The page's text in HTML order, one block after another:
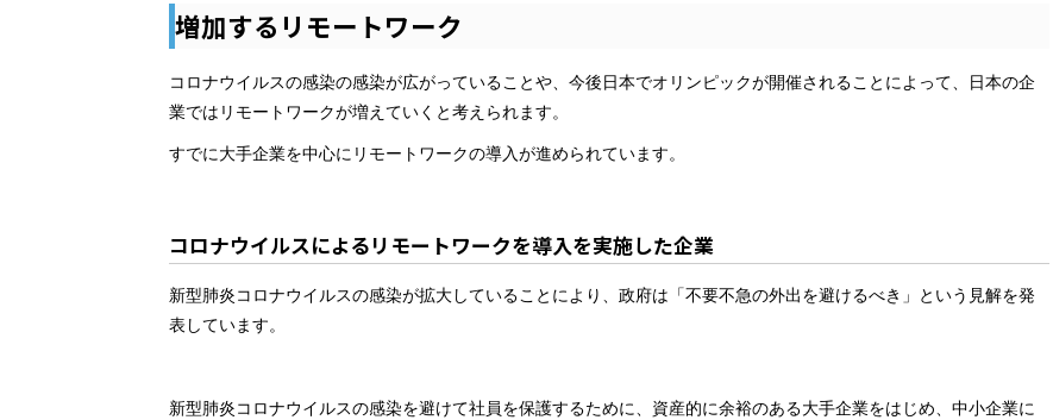
増加するリモートワーク
コロナウイルスの感染の感染が広がっていることや、今後日本でオリンピックが開催されることによって、日本の企
業ではリモートワークが増えていくと考えられます。
すでに大手企業を中心にリモートワークの導入が進められています。
コロナウイルスによるリモートワークを導入を実施した企業
新型肺炎コロナウイルスの感染が拡大していることにより、政府は「不要不急の外出を避けるべき」という見解を発
表しています。
新型肺炎コロナウイルスの感染を避けて社員を保護するために、資産的に余裕のある大手企業をはじめ、中小企業に